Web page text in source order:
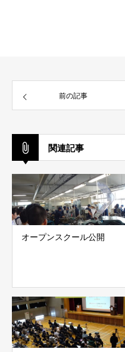
前の記事
関連記事
オープンスクール公開